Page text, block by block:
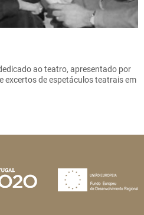
ao teatro, apresentado por
excertos de espetáculos teatrais em